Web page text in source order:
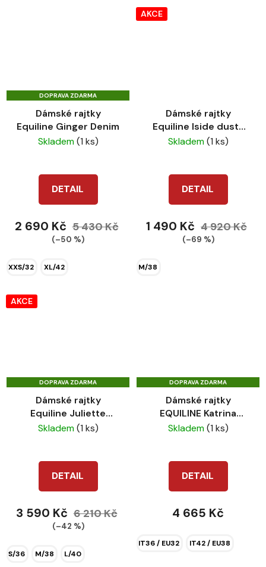
DOPRAVA ZDARMA
Dámské rajtky
Equiline Ginger Denim
Skladem(1 ks)
DETAIL
2 690 Kč 5 430 Kč
(–50 %)
XXS/32 XL/42
AKCE
Dámské rajtky
Equiline Iside dusty
violet
Skladem(1 ks)
DETAIL
1 490 Kč 4 920 Kč
(–69 %)
M/38
AKCE
DOPRAVA ZDARMA
Dámské rajtky
Equiline Juliette
cherry red
Skladem(1 ks)
DETAIL
3 590 Kč 6 210 Kč
(–42 %)
S/36 M/38 L/40
DOPRAVA ZDARMA
Dámské rajtky
EQUILINE Katrina
-25%
Skladem(1 ks)
DETAIL
4 665 Kč
IT36 / EU32 IT42 / EU38